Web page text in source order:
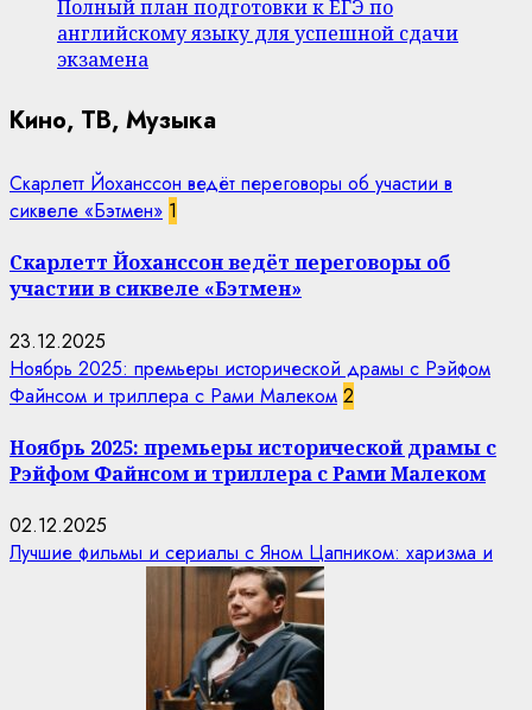
Полный план подготовки к ЕГЭ по
английскому языку для успешной сдачи
экзамена
Кино, ТВ, Музыка
Скарлетт Йоханссон ведёт переговоры об участии в
сиквеле «Бэтмен» 1
Скарлетт Йоханссон ведёт переговоры об
участии в сиквеле «Бэтмен»
23.12.2025
Ноябрь 2025: премьеры исторической драмы с Рэйфом
Файнсом и триллера с Рами Малеком 2
Ноябрь 2025: премьеры исторической драмы с
Рэйфом Файнсом и триллера с Рами Малеком
02.12.2025
Лучшие фильмы и сериалы с Яном Цапником: харизма и